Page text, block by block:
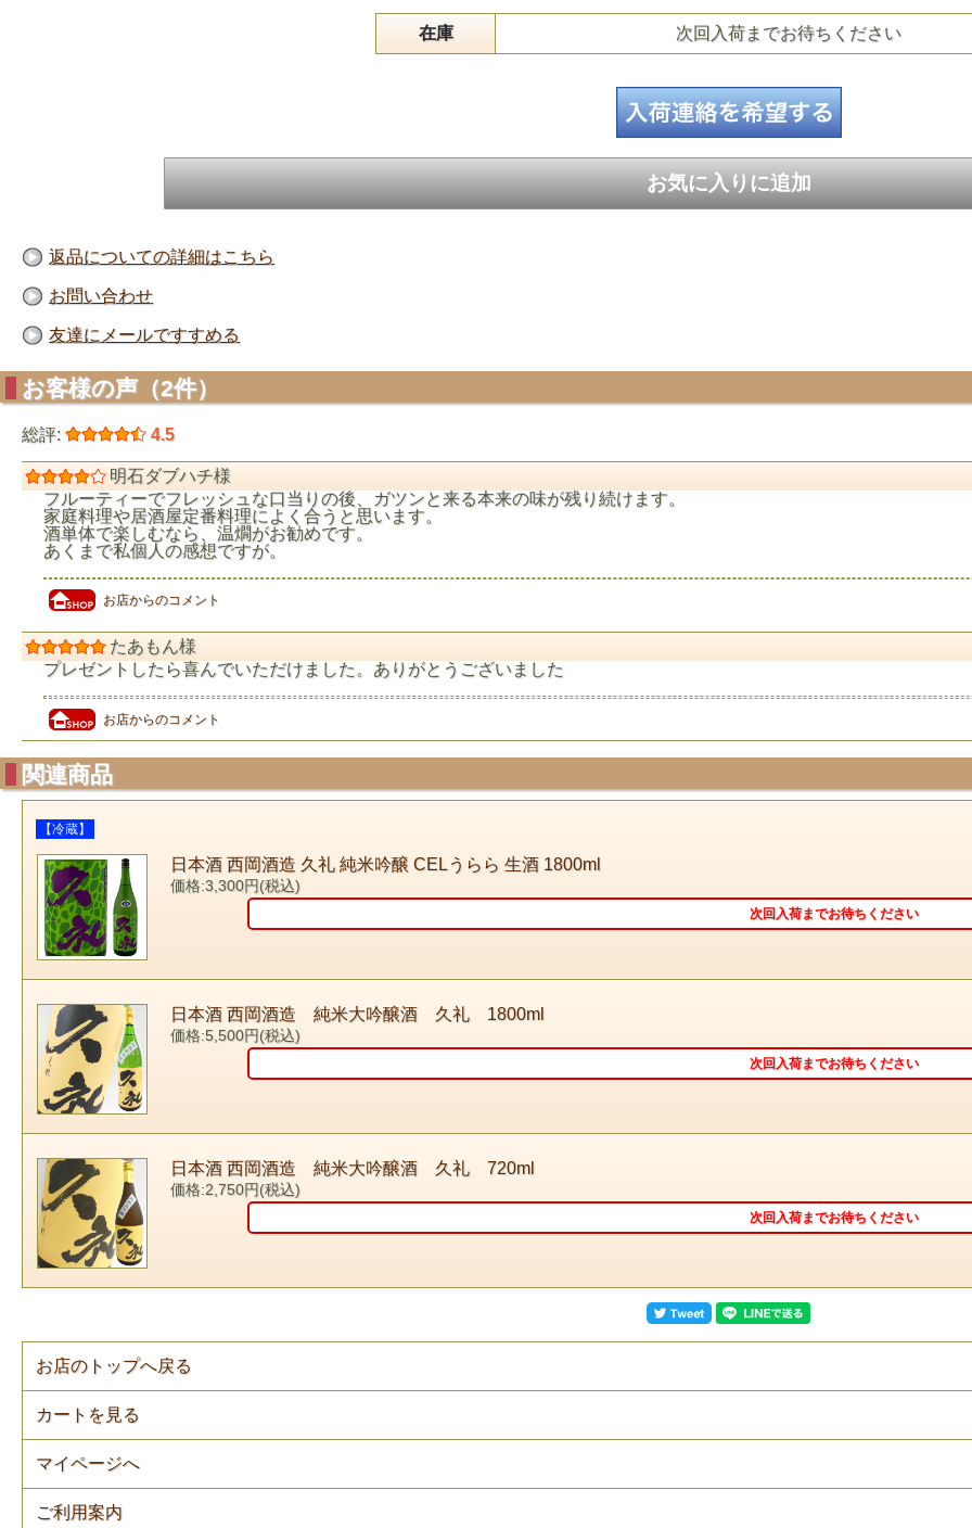
在庫 次回入荷までお待ちください
返品についての詳細はこちら
お問い合わせ
友達にメールですすめる
お客様の声（2件）
総評: 4.5
明石ダブハチ様
フルーティーでフレッシュな口当りの後、ガツンと来る本来の味が残り続けます。
家庭料理や居酒屋定番料理によく合うと思います。
酒単体で楽しむなら、温燗がお勧めです。
あくまで私個人の感想ですが。
お店からのコメント
たあもん様
プレゼントしたら喜んでいただけました。ありがとうございました
お店からのコメント
関連商品
【冷蔵】
日本酒 西岡酒造 久礼 純米吟醸 CELうらら 生酒 1800ml
価格:3,300円(税込)
次回入荷までお待ちください
日本酒 西岡酒造 純米大吟醸酒 久礼 1800ml
価格:5,500円(税込)
次回入荷までお待ちください
日本酒 西岡酒造 純米大吟醸酒 久礼 720ml
価格:2,750円(税込)
次回入荷までお待ちください
お店のトップへ戻る
カートを見る
マイページへ
ご利用案内